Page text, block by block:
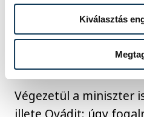
Kiválasztás
(ebből 293 millió
beruházással évente
köbméter gázt
Végezetül a miniszter